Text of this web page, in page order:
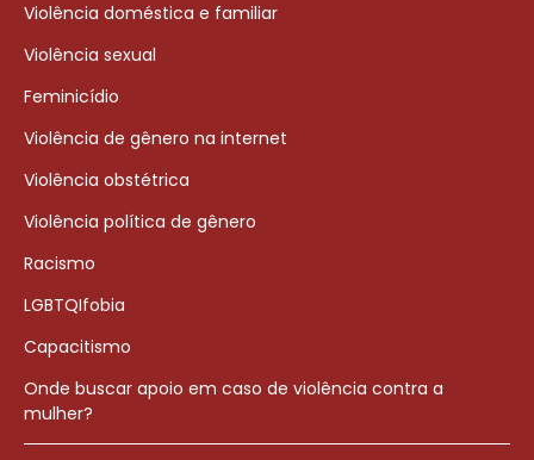
Violência doméstica e familiar
Violência sexual
Feminicídio
Violência de gênero na internet
Violência obstétrica
Violência política de gênero
Racismo
LGBTQIfobia
Capacitismo
Onde buscar apoio em caso de violência contra a
mulher?